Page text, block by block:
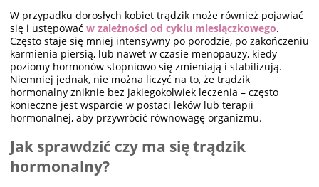
W przypadku dorosłych kobiet trądzik może również pojawiać
się i ustępować w zależności od cyklu miesiączkowego.
Często staje się mniej intensywny po porodzie, po zakończeniu
karmienia piersią, lub nawet w czasie menopauzy, kiedy
poziomy hormonów stopniowo się zmieniają i stabilizują.
Niemniej jednak, nie można liczyć na to, że trądzik
hormonalny zniknie bez jakiegokolwiek leczenia – często
konieczne jest wsparcie w postaci leków lub terapii
hormonalnej, aby przywrócić równowagę organizmu.
Jak sprawdzić czy ma się trądzik
hormonalny?